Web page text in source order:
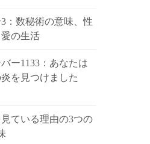
：数秘術の意味、性
の生活
ー1133：あなたは
を見つけました
ている理由の3つの